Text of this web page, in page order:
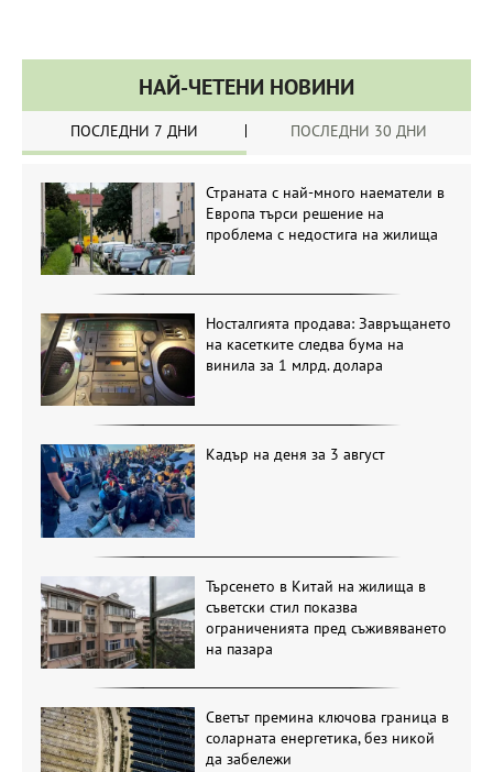
НАЙ-ЧЕТЕНИ НОВИНИ
ПОСЛЕДНИ 7 ДНИ ПОСЛЕДНИ 30 ДНИ
Страната с най-много наематели в
Европа търси решение на
проблема с недостига на жилища
Носталгията продава: Завръщането
на касетките следва бума на
винила за 1 млрд. долара
Кадър на деня за 3 август
Търсенето в Китай на жилища в
съветски стил показва
ограниченията пред съживяването
на пазара
Светът премина ключова граница в
соларната енергетика, без никой
да забележи